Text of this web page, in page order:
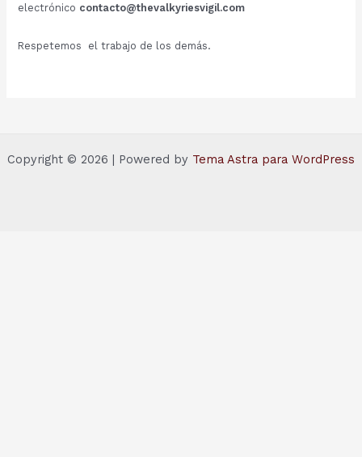
electrónico contacto@thevalkyriesvigil.com
Respetemos el trabajo de los demás.
Copyright © 2026 | Powered by Tema Astra para WordPress